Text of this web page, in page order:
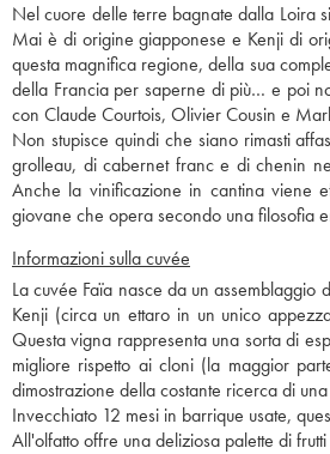
Nel cuore delle terre bagnate dalla Loira
Mai è di origine giapponese e Kenji di
questa magnifica regione, della sua
della Francia per saperne di più… e poi
con Claude Courtois, Olivier Cousin e
Non stupisce quindi che siano rimasti
grolleau, di cabernet franc e di chenin
Anche la vinificazione in cantina viene
giovane che opera secondo una filosofia
Informazioni sulla cuvée
La cuvée Faïa nasce da un
Kenji (circa un ettaro in un unico
Questa vigna rappresenta una sorta di
migliore rispetto ai cloni (la maggior
dimostrazione della costante ricerca di
Invecchiato 12 mesi in barrique usate,
All'olfatto offre una deliziosa palette di